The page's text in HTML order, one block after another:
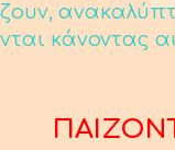
κάνοντας